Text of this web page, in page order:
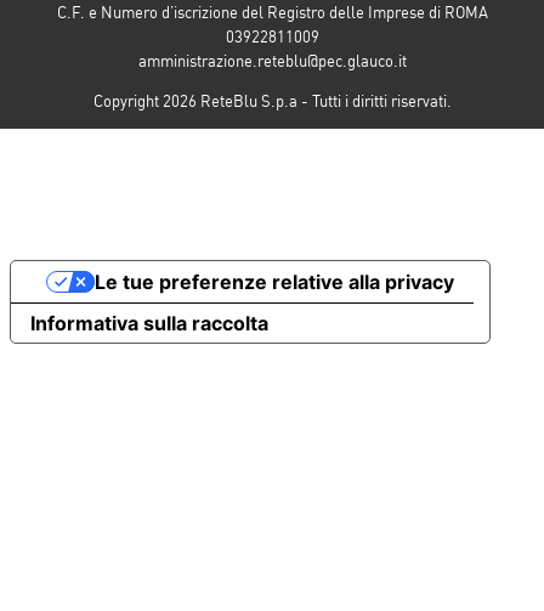
C.F. e Numero d’iscrizione del Registro delle Imprese di ROMA
03922811009
amministrazione.reteblu@pec.glauco.it
Copyright 2026 ReteBlu S.p.a - Tutti i diritti riservati.
Informativa sulla raccolta
Le tue preferenze relative alla privacy